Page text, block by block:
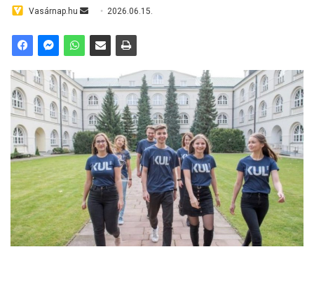
Vasárnap.hu
a
n
e
m
a
i
2026.06.15.